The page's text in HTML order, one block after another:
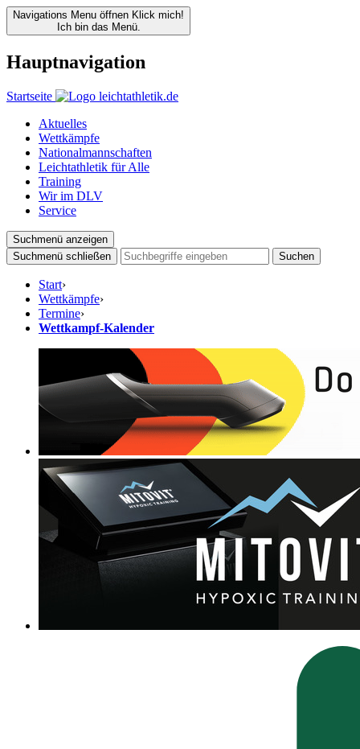
Navigations Menu öffnen Klick mich!
Ich bin das Menü.
Hauptnavigation
Startseite
Aktuelles
Wettkämpfe
Nationalmannschaften
Leichtathletik für Alle
Training
Wir im DLV
Service
Suchmenü anzeigen
Suchmenü schließen
Suchen
Start›
Wettkämpfe›
Termine›
Wettkampf-Kalender